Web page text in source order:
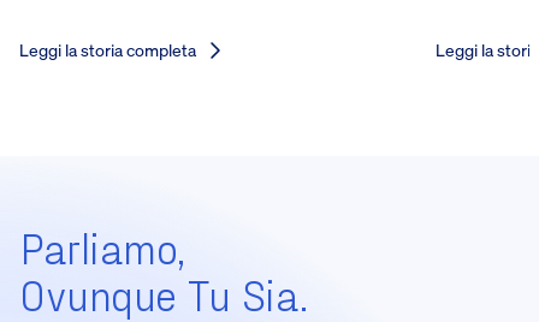
Leggi la storia completa Leggi la
Parliamo,
Ovunque Tu Sia.